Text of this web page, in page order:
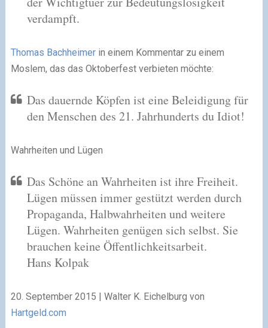
verdampft.
Thomas Bachheimerin einem Kommentar zu einem
Moslem, das das Oktoberfest verbieten möchte:
Das dauernde Köpfen ist eine Beleidigung für
den Menschen des 21. Jahrhunderts du Idiot!
Wahrheiten und Lügen
Das Schöne an Wahrheiten ist ihre Freiheit.
Lügen müssen immer gestützt werden durch
Propaganda, Halbwahrheiten und weitere
Lügen. Wahrheiten genügen sich selbst. Sie
brauchen keine Öffentlichkeitsarbeit.
Hans Kolpak
20. September 2015 | Walter K. Eichelburg von
Hartgeld.com